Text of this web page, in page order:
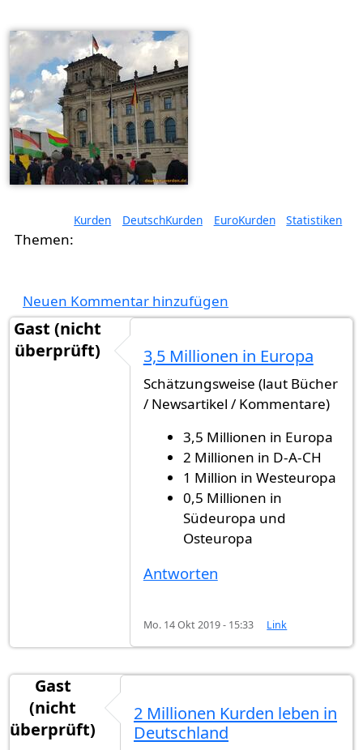
Kurden DeutschKurden EuroKurden Statistiken
Neuen Kommentar hinzufügen
Gast (nicht
überprüft)
3,5 Millionen in Europa
Schätzungsweise (laut Bücher
/ Newsartikel / Kommentare)
3,5 Millionen in Europa
2 Millionen in D-A-CH
1 Million in Westeuropa
0,5 Millionen in
Südeuropa und
Osteuropa
Antworten
Mo. 14 Okt 2019 - 15:33 Link
Gast
(nicht
überprüft)
2 Millionen Kurden leben in
Deutschland